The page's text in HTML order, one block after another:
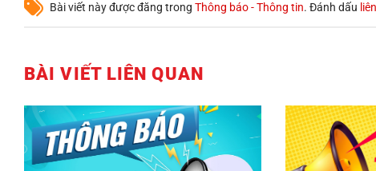
Bài viết này được đăng trong Thông báo - Thông tin. Đánh dấu
BÀI VIẾT LIÊN QUAN